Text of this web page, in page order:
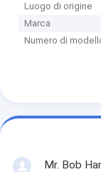
Luogo di origine
Marca
Numero di
Mr. Bob